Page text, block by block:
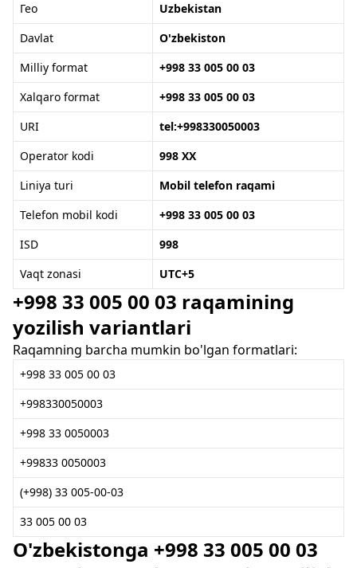
Гео
Uzbekistan
Davlat
O'zbekiston
Milliy format
+998 33 005 00 03
Xalqaro format
+998 33 005 00 03
URI
tel:+998330050003
Operator kodi
998 XX
Liniya turi
Mobil telefon raqami
Telefon mobil kodi
+998 33 005 00 03
ISD
998
Vaqt zonasi
UTC+5
+998 33 005 00 03 raqamining
yozilish variantlari
Raqamning barcha mumkin bo'lgan formatlari:
+998 33 005 00 03
+998330050003
+998 33 0050003
+99833 0050003
(+998) 33 005-00-03
33 005 00 03
O'zbekistonga +998 33 005 00 03